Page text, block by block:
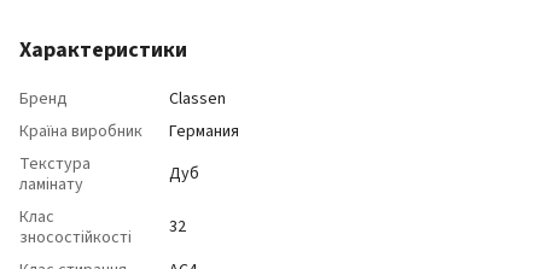
Характеристики
Бренд
Classen
Країна виробник
Германия
Текстура
ламінату
Дуб
Клас
зносостійкості
32